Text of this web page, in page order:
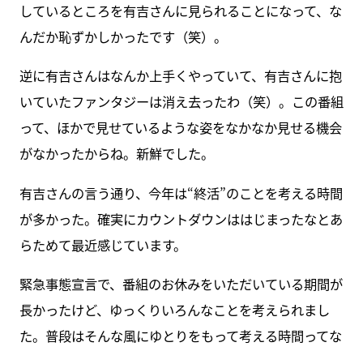
しているところを有吉さんに見られることになって、な
んだか恥ずかしかったです（笑）。
逆に有吉さんはなんか上手くやっていて、有吉さんに抱
いていたファンタジーは消え去ったわ（笑）。この番組
って、ほかで見せているような姿をなかなか見せる機会
がなかったからね。新鮮でした。
有吉さんの言う通り、今年は“終活”のことを考える時間
が多かった。確実にカウントダウンははじまったなとあ
らためて最近感じています。
緊急事態宣言で、番組のお休みをいただいている期間が
長かったけど、ゆっくりいろんなことを考えられまし
た。普段はそんな風にゆとりをもって考える時間ってな